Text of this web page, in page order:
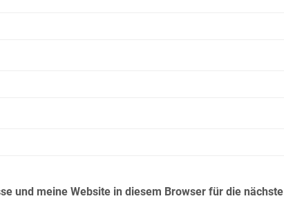
und meine Website in diesem Browser für die nächste